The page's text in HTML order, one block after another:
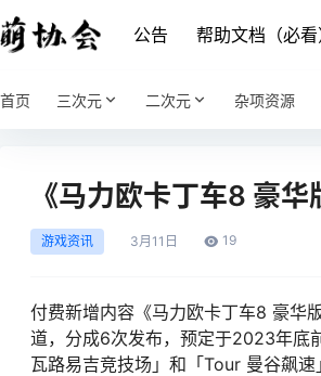
公告 帮助文档（必看
首页 三次元 二次元 杂项资源
《马力欧卡丁车8 豪
游戏资讯 3月 11日 19
付费新增内容《马力欧卡丁车8 豪华
道，分成6次发布，预定于2023年底
瓦路易吉竞技场」和「Tour 曼谷飙